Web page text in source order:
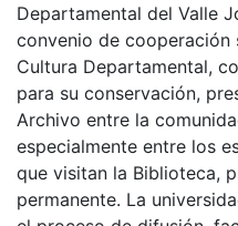
Departamental del Valle
convenio de cooperación
Cultura Departamental,
para su conservación,
Archivo entre la
especialmente entre los
que visitan la Biblioteca,
permanente. La